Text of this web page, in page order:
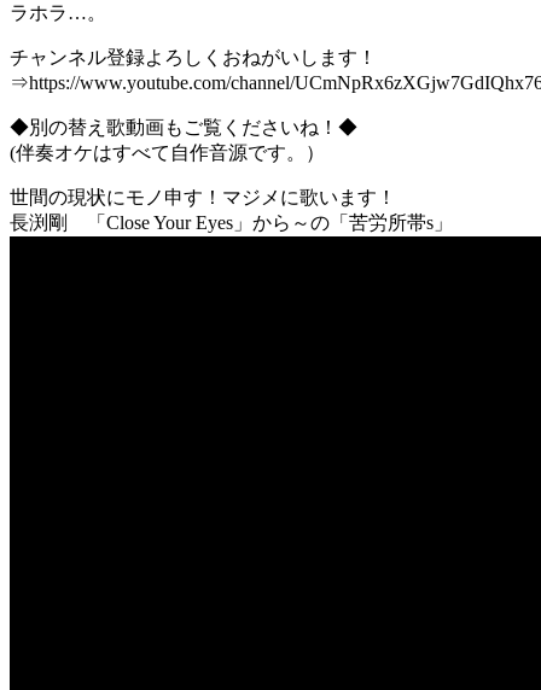
ラホラ…。
チャンネル登録よろしくおねがいします！
⇒https://www.youtube.com/channel/
◆別の替え歌動画もご覧くださいね！◆
(伴奏オケはすべて自作音源です。）
世間の現状にモノ申す！マジメに歌います！
長渕剛 「Close Your Eyes」から～の「苦労所帯s」